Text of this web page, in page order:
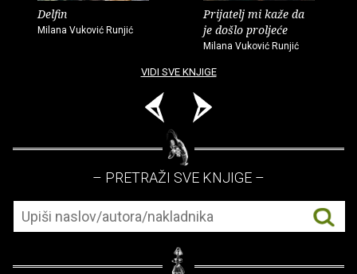
Delfin
Milana Vuković Runjić
Prijatelj mi kaže da
je došlo proljeće
Milana Vuković Runjić
VIDI SVE KNJIGE
– PRETRAŽI SVE KNJIGE –